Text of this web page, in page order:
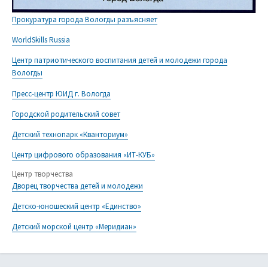
Прокуратура города Вологды разъясняет
WorldSkills Russia
Центр патриотического воспитания детей и молодежи города
Вологды
Пресс-центр ЮИД г. Вологда
Городской родительский совет
Детский технопарк «Кванториум»
Центр цифрового образования «ИТ-КУБ»
Центр творчества
Дворец творчества детей и молодежи
Детско-юношеский центр «Единство»
Детский морской центр «Меридиан»